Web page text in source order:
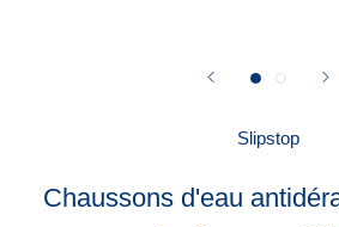
Slipstop
Chaussons d'eau